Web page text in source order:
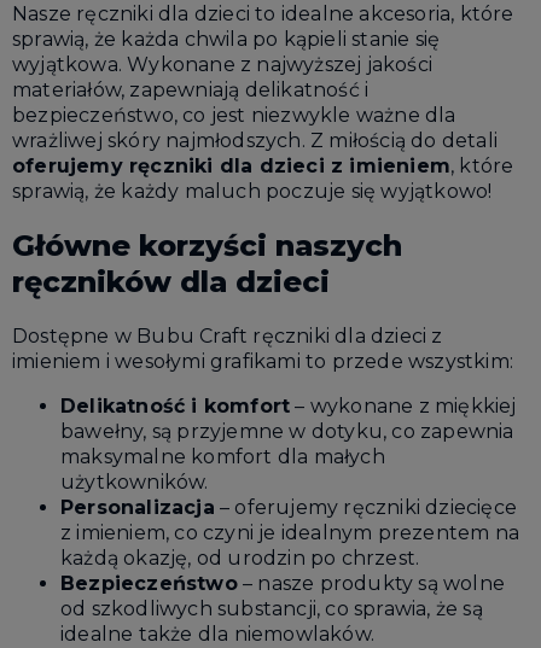
Nasze ręczniki dla dzieci to idealne akcesoria, które
sprawią, że każda chwila po kąpieli stanie się
wyjątkowa. Wykonane z najwyższej jakości
materiałów, zapewniają delikatność i
bezpieczeństwo, co jest niezwykle ważne dla
wrażliwej skóry najmłodszych. Z miłością do detali
oferujemy ręczniki dla dzieci z imieniem, które
sprawią, że każdy maluch poczuje się wyjątkowo!
Główne korzyści naszych
ręczników dla dzieci
Dostępne w Bubu Craft ręczniki dla dzieci z
imieniem i wesołymi grafikami to przede wszystkim:
Delikatność i komfort – wykonane z miękkiej
bawełny, są przyjemne w dotyku, co zapewnia
maksymalne komfort dla małych
użytkowników.
Personalizacja – oferujemy ręczniki dziecięce
z imieniem, co czyni je idealnym prezentem na
każdą okazję, od urodzin po chrzest.
Bezpieczeństwo– nasze produkty są wolne
od szkodliwych substancji, co sprawia, że są
idealne także dla niemowlaków.